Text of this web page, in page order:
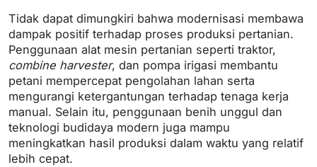
Tidak dapat dimungkiri bahwa modernisasi membawa
dampak positif terhadap proses produksi pertanian.
Penggunaan alat mesin pertanian seperti traktor,
combine harvester, dan pompa irigasi membantu
petani mempercepat pengolahan lahan serta
mengurangi ketergantungan terhadap tenaga kerja
manual. Selain itu, penggunaan benih unggul dan
teknologi budidaya modern juga mampu
meningkatkan hasil produksi dalam waktu yang relatif
lebih cepat.